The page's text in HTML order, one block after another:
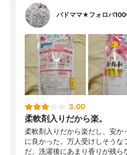
バドママ★フォロバ
3.00
柔軟剤入りだから楽。
柔軟剤入りだから楽だし、安か
に良かった。万人受けしそうな
だ、洗濯後にあまり香りが残ら